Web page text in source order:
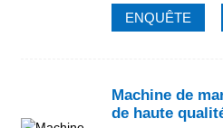
ENQUÊTE
Machine de
de haute